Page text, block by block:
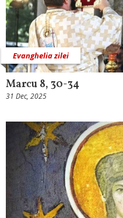
Evanghelia zilei
Marcu 8, 30-34
31 Dec, 2025